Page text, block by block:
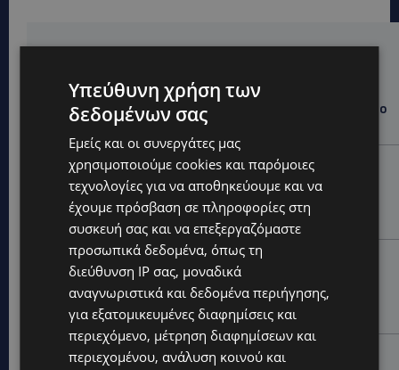
WORLD
ΦΩΤΙΑ ΣΤΟΝ ΒΟΛΟ: Στις φλόγες περιοχή πάνω από το
αρχαίο θέατρο Δημητριάδος
STORIES
ΜΑΝΩΛΗΣ ΕΜΜΑΝΟΥΗΛ: Η ιστορία της θρυλικής
Corner Pub που ξυπνά μνήμες δεκαετιών – Το
αφιέρωμα μετά τη φωτιά-(Φώτο)
UPDATES
ΘΕΣΣΑΛΟΝΙΚΗ: Σοκ από την κακοποίηση άγριων
χελωνών – Τις έβαψαν με πορτοκαλί λαδομπογιά-
(Φώτο)
UPDATES
Υπεύθυνη χρήση των
δεδομένων σας
Εμείς και οι συνεργάτες μας
χρησιμοποιούμε cookies και παρόμοιες
τεχνολογίες για να αποθηκεύουμε και να
έχουμε πρόσβαση σε πληροφορίες στη
συσκευή σας και να επεξεργαζόμαστε
προσωπικά δεδομένα, όπως τη
διεύθυνση IP σας, μοναδικά
αναγνωριστικά και δεδομένα περιήγησης,
για εξατομικευμένες διαφημίσεις και
περιεχόμενο, μέτρηση διαφημίσεων και
περιεχομένου, ανάλυση κοινού και